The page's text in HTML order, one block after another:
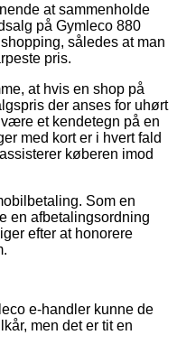
at sammenholde
på Gymleco 880
således at man
pris.
at hvis en shop på
der anses for uhørt
et kendetegn på en
med kort er i hvert fald
køberen imod
Som en
en afbetalingsordning
efter at honorere
e-handler kunne de
men det er tit en